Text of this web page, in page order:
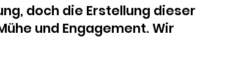
doch die Erstellung dieser
und Engagement. Wir